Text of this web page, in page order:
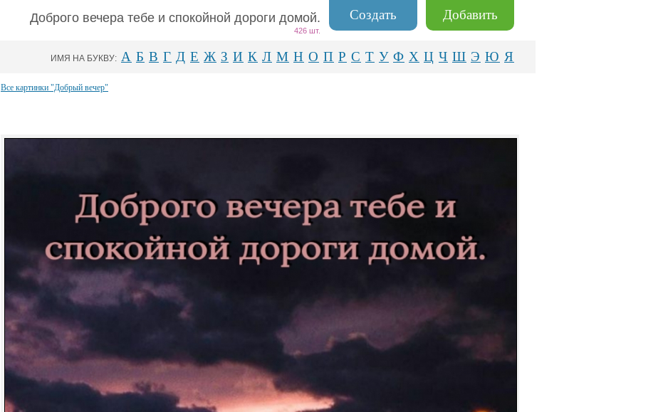
Добавить
Создать
Доброго вечера тебе и спокойной дороги домой.
426 шт.
ИМЯ НА БУКВУ: А Б В Г Д Е Ж З И К Л М Н О П Р С Т У Ф Х Ц Ч Ш Э Ю Я
Все картинки "Добрый вечер"